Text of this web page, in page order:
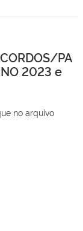
PA
2023 e
no arquivo